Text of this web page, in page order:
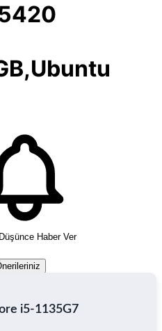
Haber Ver
i5-1135G7